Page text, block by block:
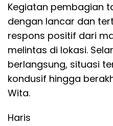
Kegiatan pembagian
dengan lancar dan
respons positif dari
melintas di lokasi.
berlangsung, situasi
kondusif hingga
Wita.
Haris